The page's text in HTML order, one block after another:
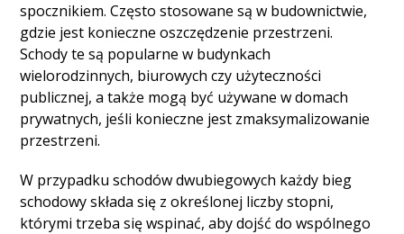
spocznikiem. Często stosowane są w budownictwie,
gdzie jest konieczne oszczędzenie przestrzeni.
Schody te są popularne w budynkach
wielorodzinnych, biurowych czy użyteczności
publicznej, a także mogą być używane w domach
prywatnych, jeśli konieczne jest zmaksymalizowanie
przestrzeni.
W przypadku schodów dwubiegowych każdy bieg
schodowy składa się z określonej liczby stopni,
którymi trzeba się wspinać, aby dojść do wspólnego